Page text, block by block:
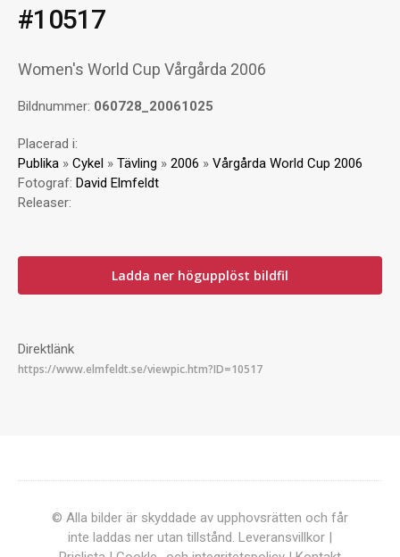
#10517
Women's World Cup Vårgårda 2006
Bildnummer: 060728_20061025
Placerad i:
Publika » Cykel » Tävling » 2006 » Vårgårda World Cup 2006
Fotograf: David Elmfeldt
Releaser:
Ladda ner högupplöst bildfil
Direktlänk
© Alla bilder är skyddade av upphovsrätten och får
inte laddas ner utan tillstånd. Leveransvillkor |